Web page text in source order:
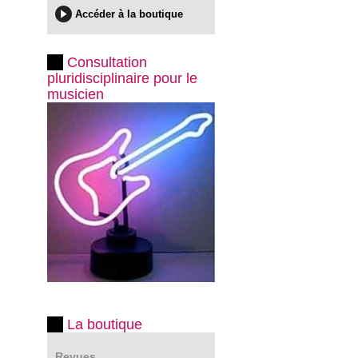
Accéder à la boutique
Consultation
pluridisciplinaire pour le
musicien
La boutique